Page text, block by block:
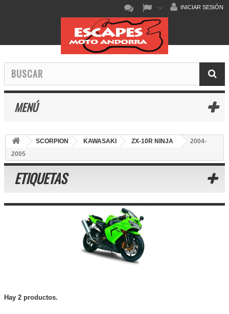
INICIAR SESIÓN
MENÚ
SCORPION KAWASAKI ZX-10R NINJA
2004-
2005
ETIQUETAS
Hay 2 productos.